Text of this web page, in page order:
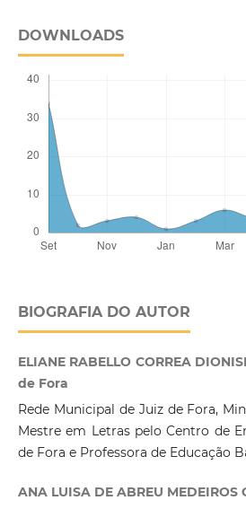
DOWNLOADS
BIOGRAFIA DO AUTOR
ELIANE RABELLO CORREA
de Fora
Rede Municipal de Juiz de Fora,
Mestre em Letras pelo Centro de
de Fora e Professora de Educação
ANA LUISA DE ABREU MEDEIROS